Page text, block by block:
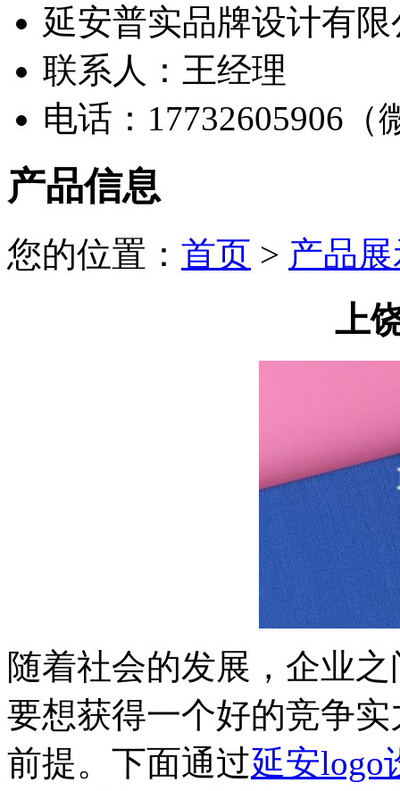
延安普实品牌设计有限
联系人：王经理
电话：17732605906（
产品信息
您的位置： 首页 > 产品
上
随着社会的发展，企业
要想获得一个好的竞争
前提。下面通过延安logo